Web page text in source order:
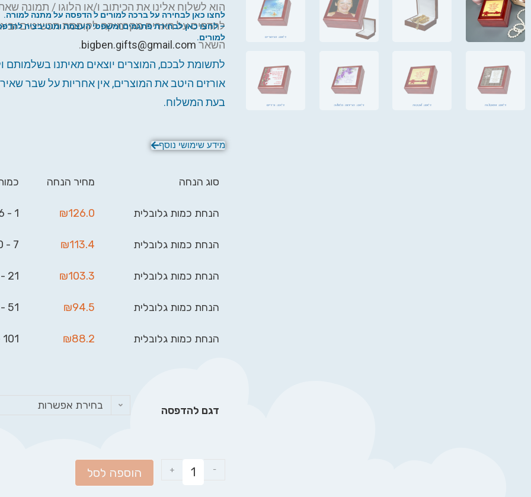
הוא לשלוח אלינו את הכיתוב ו/או הלוגו / תמונה
להדפיס על האריח מקרמיקה לקופסת תכשיטים
השאר bigben.gifts@gmail.com
.
לחצו כאן לבחירה על ברכה למורים ל הדפסה על מתנה למורה.
– לחצו כאן לבחירת פתגמים ומשפטי העצמה ומוטיבציה
למורים.
לתשומת לבכם, המוצרים יוצאים מאיתנו בשלמותם
אורזים היטב את המוצרים, אין אחריות על שבר
בעת המשלוח.
מידע שימושי נוסף
סוג הנחה מחיר הנחה
הנחת כמות גלובלית ₪126.0
1 - 6
הנחת כמות גלובלית ₪113.4
7 - 20
הנחת כמות גלובלית ₪103.3
21 - 50
הנחת כמות גלובלית ₪94.5
51 - 100
הנחת כמות גלובלית ₪88.2
101 - 999
דגם להדפסה בחירת אפשרות
-
+ הוספה לסל